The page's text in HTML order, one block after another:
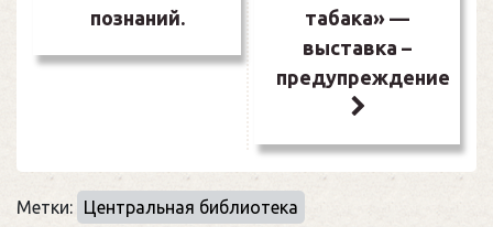
познаний.
табака» —
выставка –
предупреждение
Метки: Центральная библиотека